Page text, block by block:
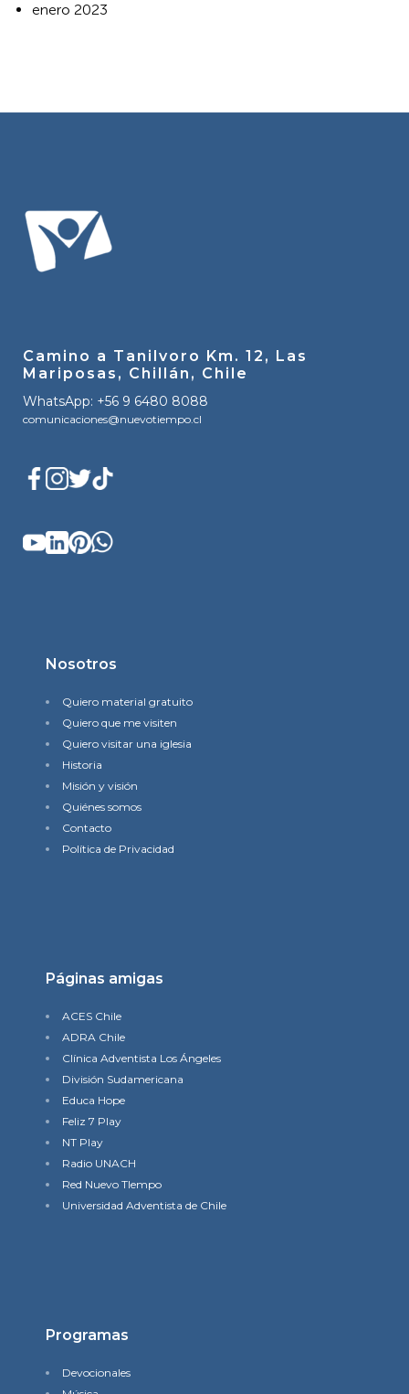
enero 2023
Camino a Tanilvoro Km. 12, Las
Mariposas, Chillán, Chile
WhatsApp: +56 9 6480 8088
comunicaciones@nuevotiempo.cl
Nosotros
Quiero material gratuito
Quiero que me visiten
Quiero visitar una iglesia
Historia
Misión y visión
Quiénes somos
Contacto
Política de Privacidad
Páginas amigas
ACES Chile
ADRA Chile
Clínica Adventista Los Ángeles
División Sudamericana
Educa Hope
Feliz 7 Play
NT Play
Radio UNACH
Red Nuevo TIempo
Universidad Adventista de Chile
Programas
Devocionales